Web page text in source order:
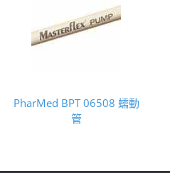
PharMed BPT 06508 蠕動
管